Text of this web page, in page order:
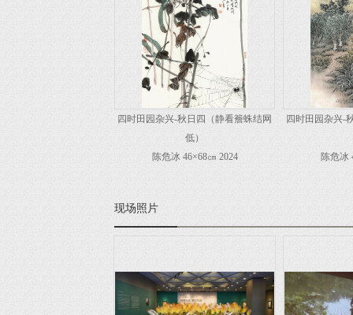
四时田园杂兴-秋日四（静看簷蛛结网
低）
陈危冰 46×68㎝ 2024
四时田园杂兴-
陈危冰
现场照片